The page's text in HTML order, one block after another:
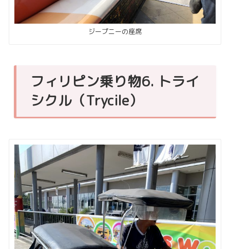
ジープニーの座席
フィリピン乗り物6. トライ
シクル（Trycile）